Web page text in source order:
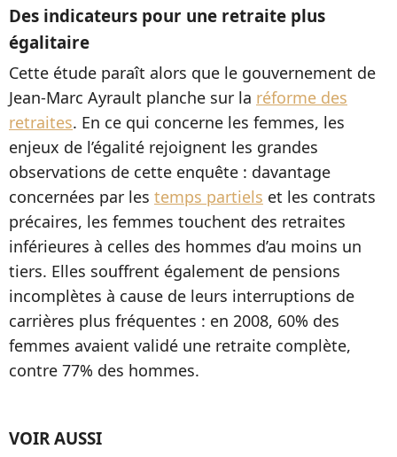
Des indicateurs pour une retraite plus
égalitaire
Cette étude paraît alors que le gouvernement de
Jean-Marc Ayrault planche sur la réforme des
retraites. En ce qui concerne les femmes, les
enjeux de l’égalité rejoignent les grandes
observations de cette enquête : davantage
concernées par les temps partiels et les contrats
précaires, les femmes touchent des retraites
inférieures à celles des hommes d’au moins un
tiers. Elles souffrent également de pensions
incomplètes à cause de leurs interruptions de
carrières plus fréquentes : en 2008, 60% des
femmes avaient validé une retraite complète,
contre 77% des hommes.
VOIR AUSSI